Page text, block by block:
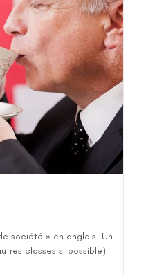
société » en anglais. Un
classes si possible)